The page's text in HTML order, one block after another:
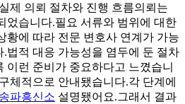
제 의뢰 절차와 진행 흐름​​의뢰는
었습니다.필요 서류와 범위에 대한
황에 따라 전문 변호사 연계가 가능
법적 대응 가능성을 염두에 둔 절차
이런 준비가 중요하다고 느꼈습니
체적으로 안내됐습니다.각 단계에
송파흥신소 설명됐어요.그래서 결과